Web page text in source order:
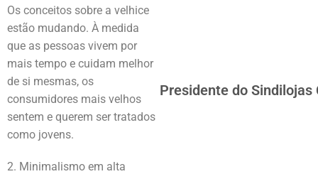
Os conceitos sobre a velhice
estão mudando. À medida
que as pessoas vivem por
mais tempo e cuidam melhor
de si mesmas, os
consumidores mais velhos
sentem e querem ser tratados
como jovens.
2. Minimalismo em alta
Presidente do